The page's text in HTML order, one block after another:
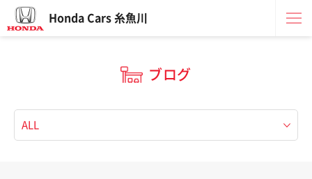
Honda Cars 糸魚川
ブログ